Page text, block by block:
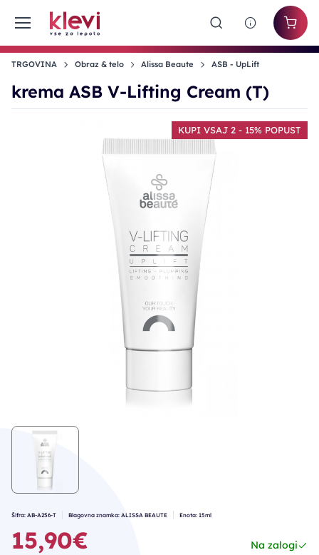
TRGOVINA Obraz & telo Alissa Beaute ASB - UpLift
krema ASB V-Lifting Cream (T)
KUPI VSAJ 2 - 15% POPUST
Šifra: AB-A256-T Blagovna znamka: ALISSA BEAUTE Enota: 15ml
15,90€ Na zalogi